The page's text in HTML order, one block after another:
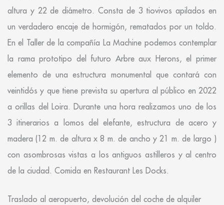
altura y 22 de diámetro. Consta de 3 tiovivos apilados en
un verdadero encaje de hormigón, rematados por un toldo.
En el Taller de la compañía La Machine podemos contemplar
la rama prototipo del futuro Arbre aux Herons, el primer
elemento de una estructura monumental que contará con
veintidós y que tiene prevista su apertura al público en 2022
a orillas del Loira. Durante una hora realizamos uno de los
3 itinerarios a lomos del elefante, estructura de acero y
madera (12 m. de altura x 8 m. de ancho y 21 m. de largo )
con asombrosas vistas a los antiguos astilleros y al centro
de la ciudad. Comida en Restaurant Les Docks.
Traslado al aeropuerto, devolución del coche de alquiler